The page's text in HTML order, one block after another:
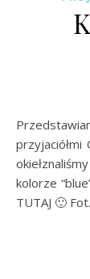
Przedstawiam Wam efekty pracy z moimi wspaniałymi
przyjaciółmi
kolorze
TUTAJ 🙂